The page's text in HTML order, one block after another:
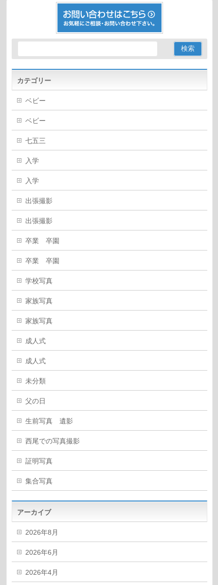
カテゴリー
ベビー
ベビー
七五三
入学
入学
出張撮影
出張撮影
卒業 卒園
卒業 卒園
学校写真
家族写真
家族写真
成人式
成人式
未分類
父の日
生前写真 遺影
西尾での写真撮影
証明写真
集合写真
アーカイブ
2026年8月
2026年6月
2026年4月